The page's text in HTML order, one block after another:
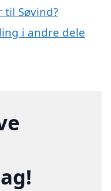
Søvind?
i andre dele